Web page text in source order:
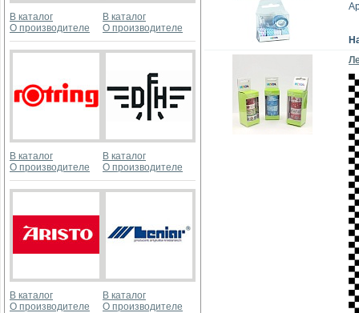
В каталог
О производителе
В каталог
О производителе
В каталог
О производителе
В каталог
О производителе
В каталог
О производителе
В каталог
О производителе